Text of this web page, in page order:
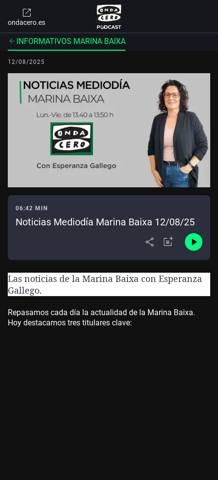
ondacero.es
INFORMATIVOS MARINA BAIXA
12/08/2025
06:42 MIN
Noticias Mediodía Marina Baixa 12/08/25
Las noticias de la Marina Baixa con Esperanza
Gallego.
Repasamos cada día la actualidad de la Marina Baixa.
Hoy destacamos tres titulares clave: